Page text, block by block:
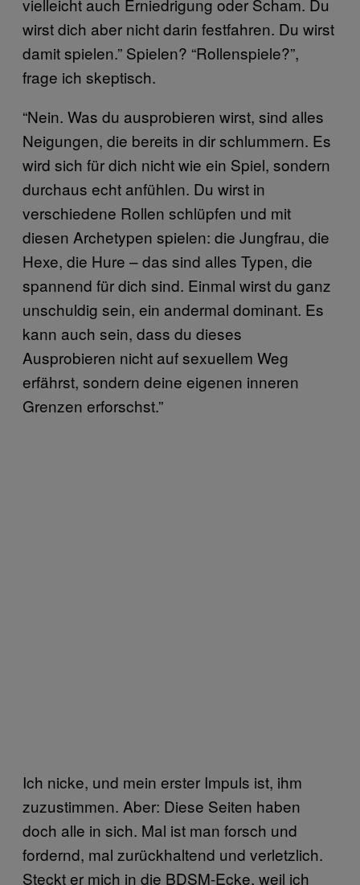
vielleicht auch Erniedrigung oder Scham. Du
wirst dich aber nicht darin festfahren. Du wirst
damit spielen.” Spielen? “Rollenspiele?”,
frage ich skeptisch.
“Nein. Was du ausprobieren wirst, sind alles
Neigungen, die bereits in dir schlummern. Es
wird sich für dich nicht wie ein Spiel, sondern
durchaus echt anfühlen. Du wirst in
verschiedene Rollen schlüpfen und mit
diesen Archetypen spielen: die Jungfrau, die
Hexe, die Hure – das sind alles Typen, die
spannend für dich sind. Einmal wirst du ganz
unschuldig sein, ein andermal dominant. Es
kann auch sein, dass du dieses
Ausprobieren nicht auf sexuellem Weg
erfährst, sondern deine eigenen inneren
Grenzen erforschst.”
Ich nicke, und mein erster Impuls ist, ihm
zuzustimmen. Aber: Diese Seiten haben
doch alle in sich. Mal ist man forsch und
fordernd, mal zurückhaltend und verletzlich.
Steckt er mich in die BDSM-Ecke, weil ich